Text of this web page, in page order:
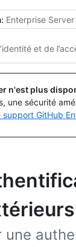
Enterprise Server
et de
n'est plus
une sécurité
GitHub
une